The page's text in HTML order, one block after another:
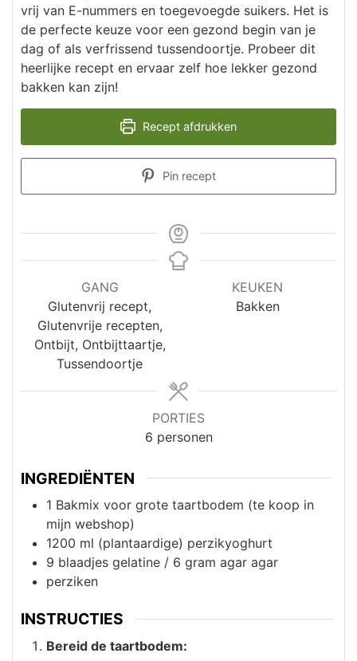
vrij van E-nummers en toegevoegde suikers. Het is
de perfecte keuze voor een gezond begin van je
dag of als verfrissend tussendoortje. Probeer dit
heerlijke recept en ervaar zelf hoe lekker gezond
bakken kan zijn!
Recept afdrukken
Pin recept
GANG
Glutenvrij recept,
Glutenvrije recepten,
Ontbijt, Ontbijttaartje,
Tussendoortje
KEUKEN
Bakken
PORTIES
6 personen
INGREDIËNTEN
1 Bakmix voor grote taartbodem (te koop in
mijn webshop)
1200 ml (plantaardige) perzikyoghurt
9 blaadjes gelatine / 6 gram agar agar
perziken
INSTRUCTIES
Bereid de taartbodem: